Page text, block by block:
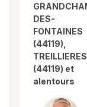
DES-
FONTAINES
(44119),
TREILLIERES
(44119) et
alentours